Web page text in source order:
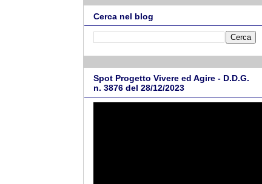
Cerca nel blog
Spot Progetto Vivere ed Agire - D.D.G.
n. 3876 del 28/12/2023